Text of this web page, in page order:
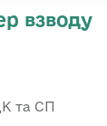
взводу
та СП